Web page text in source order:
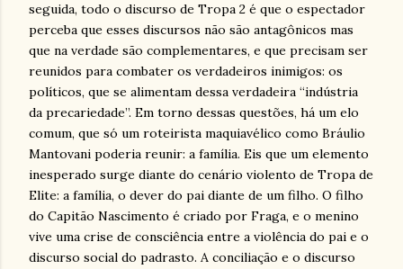
seguida, todo o discurso de Tropa 2 é que o espectador
perceba que esses discursos não são antagônicos mas
que na verdade são complementares, e que precisam ser
reunidos para combater os verdadeiros inimigos: os
políticos, que se alimentam dessa verdadeira “indústria
da precariedade”. Em torno dessas questões, há um elo
comum, que só um roteirista maquiavélico como Bráulio
Mantovani poderia reunir: a família. Eis que um elemento
inesperado surge diante do cenário violento de Tropa de
Elite: a família, o dever do pai diante de um filho. O filho
do Capitão Nascimento é criado por Fraga, e o menino
vive uma crise de consciência entre a violência do pai e o
discurso social do padrasto. A conciliação e o discurso